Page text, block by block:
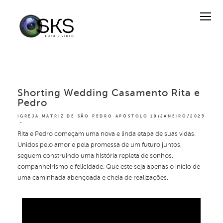
IGREJA MATRIZ DE SÃO PEDRO APÓSTOLO 19/JANEIRO/2025
Shorting Wedding Casamento Rita e
Pedro
Rita e Pedro começam uma nova e linda etapa de suas vidas.
Unidos pelo amor e pela promessa de um futuro juntos,
seguem construindo uma história repleta de sonhos,
companheirismo e felicidade. Que este seja apenas o início de
uma caminhada abençoada e cheia de realizações.